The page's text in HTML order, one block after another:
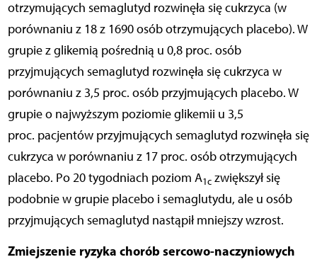
otrzymujących semaglutyd rozwinęła się cukrzyca (w
porównaniu z 18 z 1690 osób otrzymujących placebo). W
grupie z glikemią pośrednią u 0,8 proc. osób
przyjmujących semaglutyd rozwinęła się cukrzyca w
porównaniu z 3,5 proc. osób przyjmujących placebo. W
grupie o najwyższym poziomie glikemii u 3,5
proc. pacjentów przyjmujących semaglutyd rozwinęła się
cukrzyca w porównaniu z 17 proc. osób otrzymujących
placebo. Po 20 tygodniach poziom A1czwiększył się
podobnie w grupie placebo i semaglutydu, ale u osób
przyjmujących semaglutyd nastąpił mniejszy wzrost.
Zmiejszenie ryzyka chorób sercowo-naczyniowych